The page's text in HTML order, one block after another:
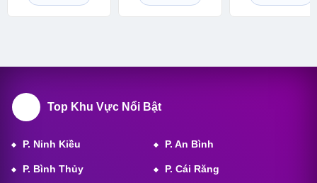
Top Khu Vực Nổi Bật
P. Ninh Kiều P. An Bình
P. Bình Thủy P. Cái Răng